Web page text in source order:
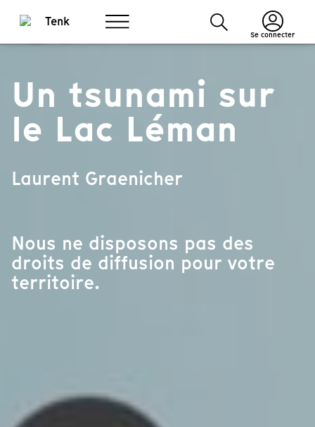
Se connecter
Un tsunami sur
le Lac Léman
Laurent Graenicher
Nous ne disposons pas des
droits de diffusion pour votre
territoire.